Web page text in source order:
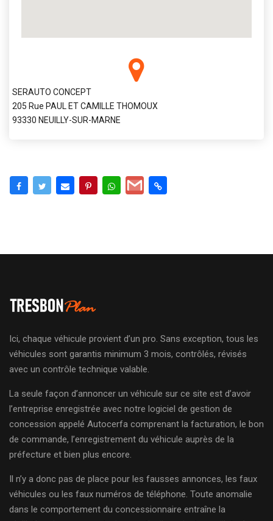
SERAUTO CONCEPT
205 Rue PAUL ET CAMILLE THOMOUX
93330 NEUILLY-SUR-MARNE
Ici, chaque véhicule provient d’un pro. Sans exception, tous les
véhicules sont garantis minimum 3 mois, contrôlés, révisés
avec un contrôle technique valable.
La seule façon d’annoncer un véhicule sur ce site est d’avoir
l’entreprise enregistrée avec notre logiciel de gestion de
concession appelé Autocerfa comprenant la facturation, le bon
de commande, l’enregistrement du véhicule auprès de la
préfecture et bien plus encore.
Il n’y a donc pas de place pour les fausses annonces, les faux
véhicules ou les faux numéros de téléphone. Toute anomalie
dans le comportement du concessionnaire entraîne la